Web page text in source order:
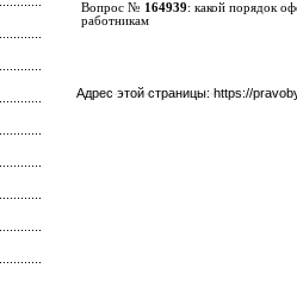
Вопрос № 164939: какой порядок
работникам
Адрес этой страницы: https://